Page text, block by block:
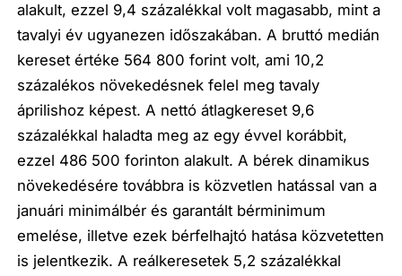
alakult, ezzel 9,4 százalékkal volt magasabb, mint a
tavalyi év ugyanezen időszakában. A bruttó medián
kereset értéke 564 800 forint volt, ami 10,2
százalékos növekedésnek felel meg tavaly
áprilishoz képest. A nettó átlagkereset 9,6
százalékkal haladta meg az egy évvel korábbit,
ezzel 486 500 forinton alakult. A bérek dinamikus
növekedésére továbbra is közvetlen hatással van a
januári minimálbér és garantált bérminimum
emelése, illetve ezek bérfelhajtó hatása közvetetten
is jelentkezik. A reálkeresetek 5,2 százalékkal